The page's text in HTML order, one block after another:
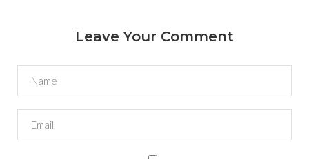
Leave Your Comment